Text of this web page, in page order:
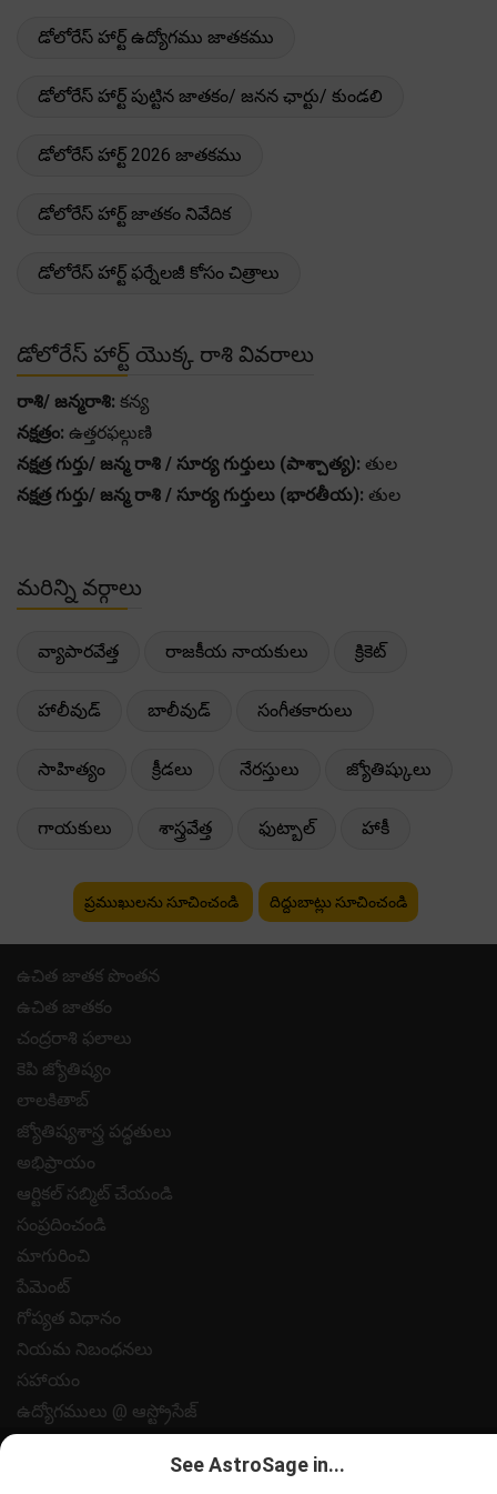
డోలోరేస్ హార్ట్ ఉద్యోగము జాతకము
డోలోరేస్ హార్ట్ పుట్టిన జాతకం/ జనన ఛార్టు/ కుండలి
డోలోరేస్ హార్ట్ 2026 జాతకము
డోలోరేస్ హార్ట్ జాతకం నివేదిక
డోలోరేస్ హార్ట్ ఫర్నేలజీ కోసం చిత్రాలు
డోలోరేస్ హార్ట్ యొక్క రాశి వివరాలు
రాశి/ జన్మరాశి: కన్య
నక్షత్రం: ఉత్తరఫల్గుణి
నక్షత్ర గుర్తు/ జన్మ రాశి / సూర్య గుర్తులు (పాశ్చాత్య): తుల
నక్షత్ర గుర్తు/ జన్మ రాశి / సూర్య గుర్తులు (భారతీయ): తుల
మరిన్ని వర్గాలు
వ్యాపారవేత్త రాజకీయ నాయకులు క్రికెట్
హాలీవుడ్ బాలీవుడ్ సంగీతకారులు
సాహిత్యం క్రీడలు నేరస్తులు జ్యోతిష్కులు
గాయకులు శాస్త్రవేత్త ఫుట్బాల్ హాకీ
ప్రముఖులను సూచించండి దిద్దుబాట్లు సూచించండి
ఉచిత జాతక పొంతన
ఉచిత జాతకం
చంద్రరాశి ఫలాలు
కెపి జ్యోతిష్యం
లాలకితాబ్
జ్యోతిష్యశాస్త్ర పద్ధతులు
అభిప్రాయం
ఆర్టికల్ సబ్మిట్ చేయండి
సంప్రదించండి
మాగురించి
పేమెంట్
గోప్యత విధానం
నియమ నిబంధనలు
సహాయం
ఉద్యోగములు @ ఆస్ట్రోసేజ్
All copyrights reserved 2025
AstroSage.com
See AstroSage in...